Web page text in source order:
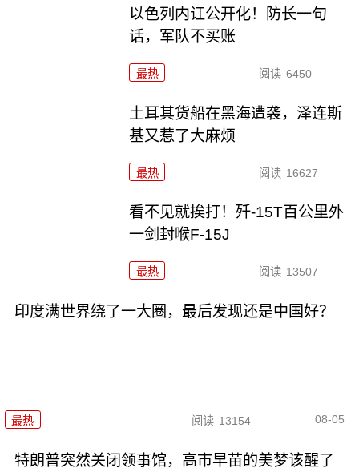
以色列内讧公开化！防长一句
话，军队不买账
最热 阅读 6450
土耳其货船在黑海遭袭，泽连斯
基又惹了大麻烦
最热 阅读 16627
看不见就挨打！歼-15T百公里外
一剑封喉F-15J
最热 阅读 13507
印度满世界绕了一大圈，最后发现还是中国好？
最热 阅读 13154 08-05
特朗普突然关闭领事馆，高市早苗的美梦该醒了